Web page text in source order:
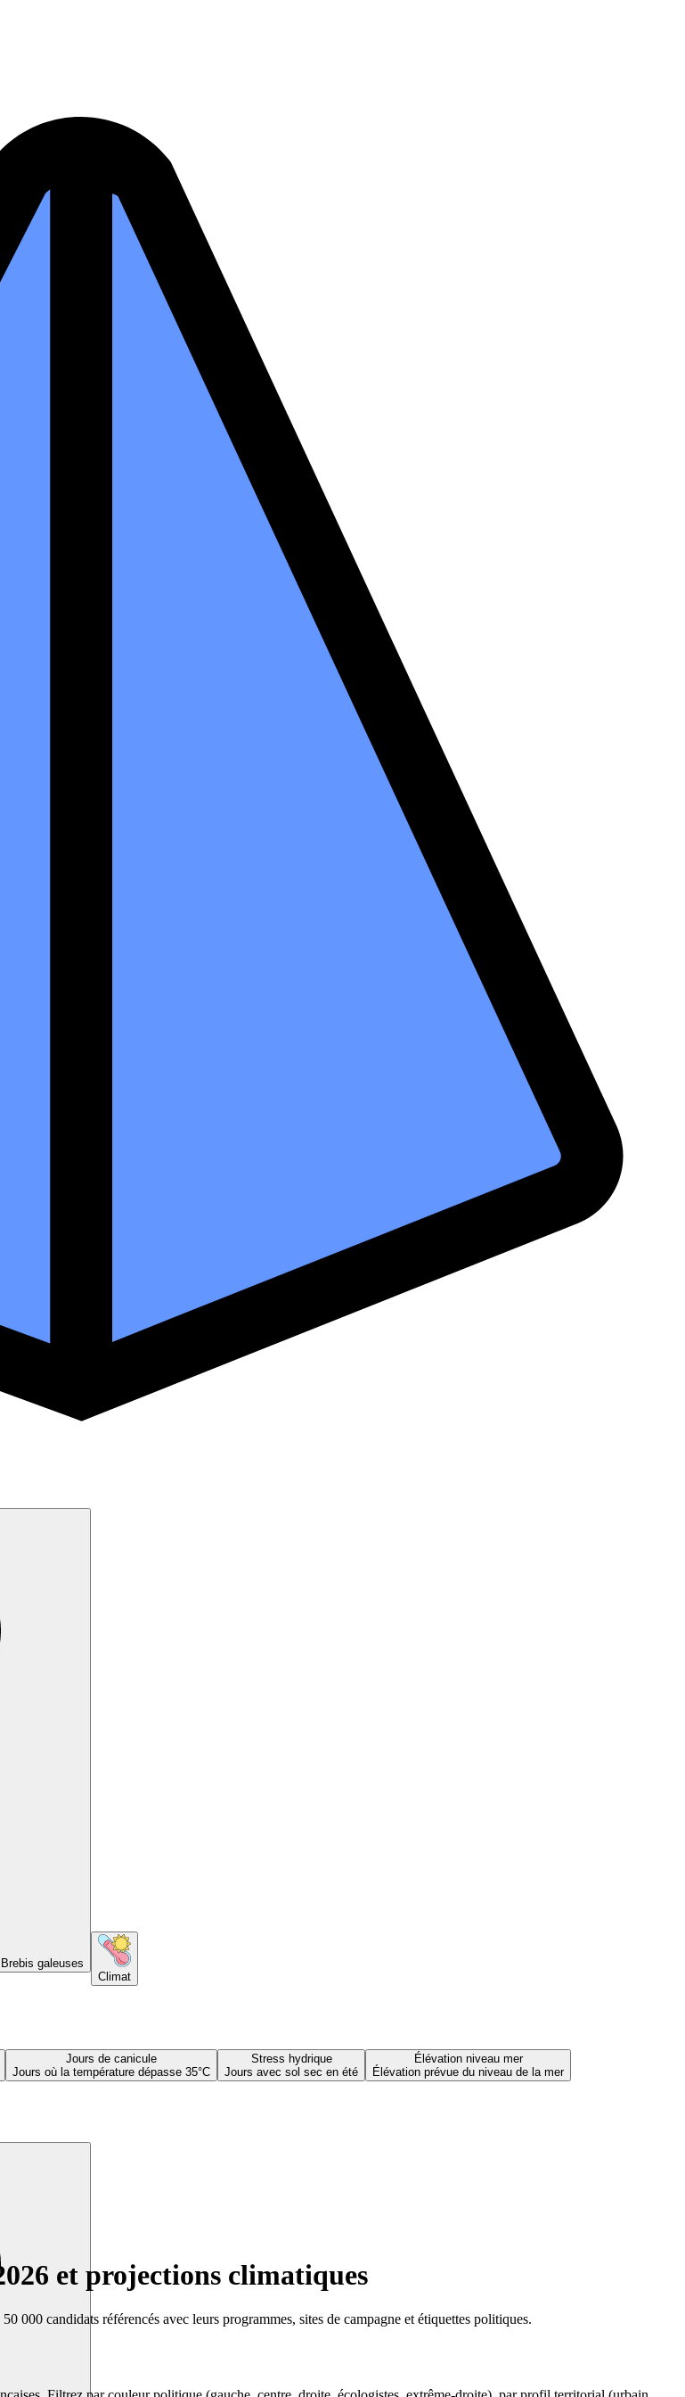
Brebis galeuses
Climat
Jours de canicule
Jours où la température dépasse 35°C
Stress hydrique
Jours avec sol sec en été
Élévation niveau mer
Élévation prévue du niveau de la mer
et projections climatiques
000 candidats référencés avec leurs programmes, sites de campagne et étiquettes politiques.